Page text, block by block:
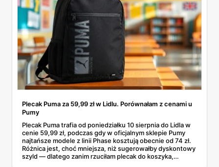
Plecak Puma za 59,99 zł w Lidlu. Porównałam z cenami u
Pumy
Plecak Puma trafia od poniedziałku 10 sierpnia do Lidla w
cenie 59,99 zł, podczas gdy w oficjalnym sklepie Pumy
najtańsze modele z linii Phase kosztują obecnie od 74 zł.
Różnica jest, choć mniejsza, niż sugerowałby dyskontowy
szyld — dlatego zanim rzuciłam plecak do koszyka,